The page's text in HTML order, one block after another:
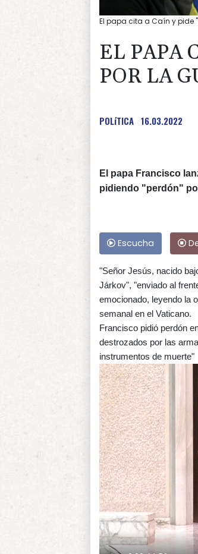
El papa cita a Caín y pide
EL PAPA
POR LA
POLíTICA 16.03.2022
El papa Francisco
pidiendo "perdón"
Escucha
"Señor Jesús, nacido
Járkov", "enviado al
emocionado, leyendo la
semanal en el Vaticano.
Francisco pidió perdón
destrozados por las
instrumentos de muerte"